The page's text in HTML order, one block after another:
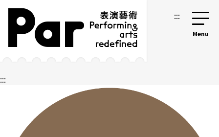
跳到主要內容區塊
網站導覽 :::
:::